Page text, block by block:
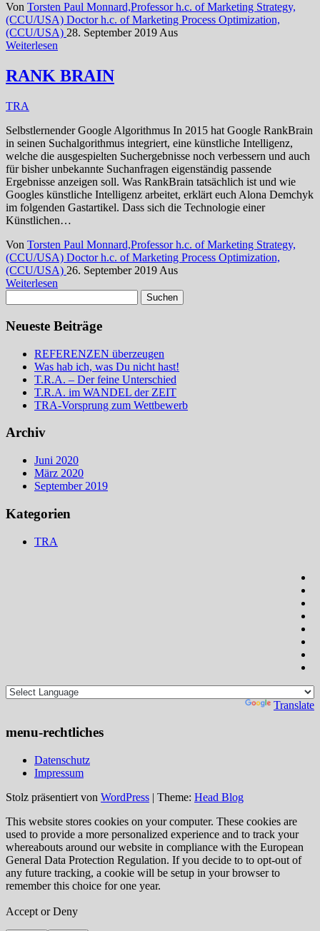
Von Torsten Paul Monnard,Professor h.c. of Marketing Strategy,
(CCU/USA) Doctor h.c. of Marketing Process Optimization,
(CCU/USA) 28. September 2019Aus
Weiterlesen
RANK BRAIN
TRA
Selbstlernender Google Algorithmus In 2015 hat Google RankBrain
in seinen Suchalgorithmus integriert, eine künstliche Intelligenz,
welche die ausgespielten Suchergebnisse noch verbessern und auch
für bisher unbekannte Suchanfragen eigenständig passende
Ergebnisse anzeigen soll. Was RankBrain tatsächlich ist und wie
Googles künstliche Intelligenz arbeitet, erklärt euch Alona Demchyk
im folgenden Gastartikel. Dass sich die Technologie einer
Künstlichen…
Von Torsten Paul Monnard,Professor h.c. of Marketing Strategy,
(CCU/USA) Doctor h.c. of Marketing Process Optimization,
(CCU/USA) 26. September 2019 Aus
Weiterlesen
nach:
Neueste Beiträge
REFERENZEN überzeugen
Was hab ich, was Du nicht hast!
T.R.A. – Der feine Unterschied
T.R.A. im WANDEL der ZEIT
TRA-Vorsprung zum Wettbewerb
Archiv
Juni 2020
März 2020
September 2019
Kategorien
TRA
Translate
menu-rechtliches
Datenschutz
Impressum
Stolz präsentiert von WordPress | Theme: Head Blog
This website stores cookies on your computer. These cookies are
used to provide a more personalized experience and to track your
whereabouts around our website in compliance with the European
General Data Protection Regulation. If you decide to to opt-out of
any future tracking, a cookie will be setup in your browser to
remember this choice for one year.
Accept or Deny